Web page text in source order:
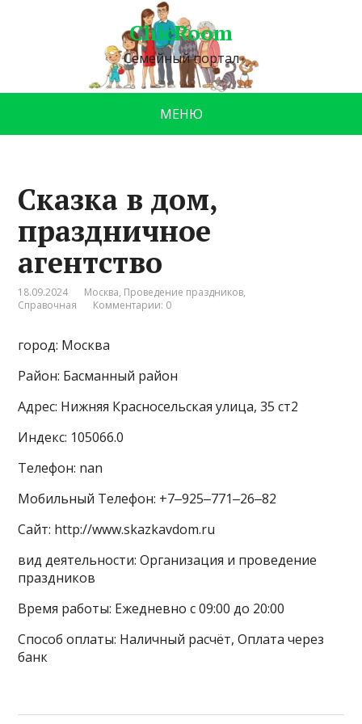
ChicRoom
Семейный портал
МЕНЮ
Сказка в дом,
праздничное
агентство
18.09.2024 Москва, Проведение праздников,
Справочная
Комментарии: 0
город: Москва
Район: Басманный район
Адрес: Нижняя Красносельская улица, 35 ст2
Индекс: 105066.0
Телефон: nan
Мобильный Телефон: +7‒925‒771‒26‒82
Сайт: http://www.skazkavdom.ru
вид деятельности: Организация и проведение
праздников
Время работы: Ежедневно с 09:00 до 20:00
Способ оплаты: Наличный расчёт, Оплата через
банк